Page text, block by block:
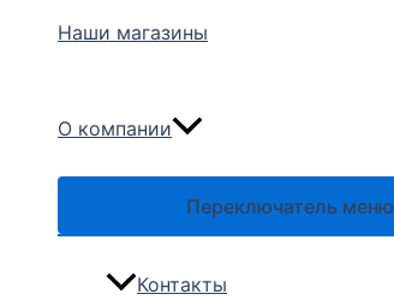
Наши магазины
О компании
Переключатель меню
Контакты